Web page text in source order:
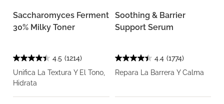
Saccharomyces Ferment
30% Milky Toner
4.5 (1214)
Unifica La Textura Y El Tono,
Hidrata
Soothing & Barrier
Support Serum
4.4 (1774)
Repara La Barrera Y Calma